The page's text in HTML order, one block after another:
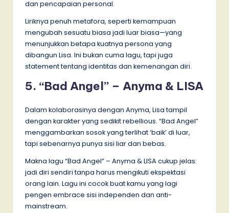
dan pencapaian personal.
Liriknya penuh metafora, seperti kemampuan
mengubah sesuatu biasa jadi luar biasa—yang
menunjukkan betapa kuatnya persona yang
dibangun Lisa. Ini bukan cuma lagu, tapi juga
statement tentang identitas dan kemenangan diri.
5. “Bad Angel” – Anyma & LISA
Dalam kolaborasinya dengan Anyma, Lisa tampil
dengan karakter yang sedikit rebellious. “Bad Angel”
menggambarkan sosok yang terlihat ‘baik’ di luar,
tapi sebenarnya punya sisi liar dan bebas.
Makna lagu “Bad Angel” – Anyma & LISA cukup jelas:
jadi diri sendiri tanpa harus mengikuti ekspektasi
orang lain. Lagu ini cocok buat kamu yang lagi
pengen embrace sisi independen dan anti-
mainstream.